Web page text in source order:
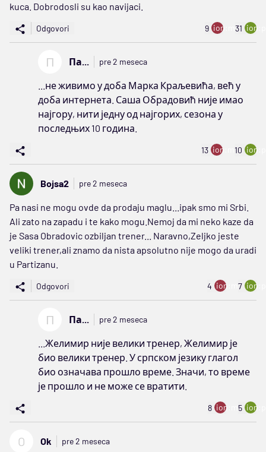
kuca. Dobrodosli su kao navijaci.
Odgovori 9 ion:minus
31
П Па... pre 2 meseca
...не живимо у доба Марка Краљевића, већ у
доба интернета. Саша Обрадовић није имао
најгору, нити једну од најгорих, сезона у
последњих 10 година.
13 ion:minus
10
Bojsa2 pre 2 meseca
Pa nasi ne mogu ovde da prodaju maglu...ipak smo mi Srbi.
Ali zato na zapadu i te kako mogu.Nemoj da mi neko kaze da
je Sasa Obradovic ozbiljan trener... Naravno,Zeljko jeste
veliki trener,ali znamo da nista apsolutno nije mogo da uradi
u Partizanu.
Odgovori 4 ion:minus
7
П Па... pre 2 meseca
...Желимир није велики тренер, Желимир је
био велики тренер. У српском језику глагол
био означава прошло време. Значи, то време
је прошло и не може се вратити.
8 ion:minus
5
O Ok pre 2 meseca